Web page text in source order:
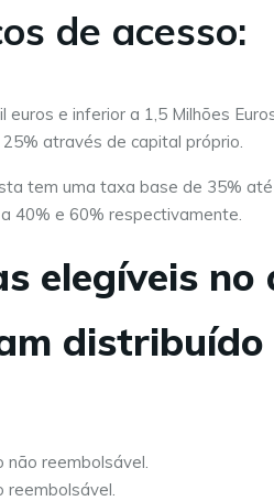
de acesso:
e inferior a 1,5 Milhões
através de capital próprio.
tem uma taxa base de 35%
40% e 60% respectivamente.
elegíveis no
distribuído
reembolsável.
reembolsável.